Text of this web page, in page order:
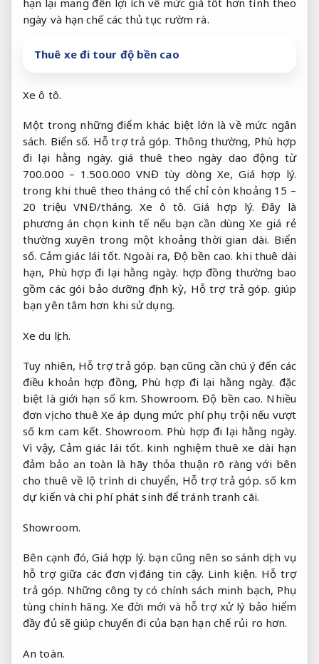
hạn lại mang đến lợi ích về mức giá tốt hơn tính theo
ngày và hạn chế các thủ tục rườm rà.
Thuê xe đi tour độ bền cao
Xe ô tô.
Một trong những điểm khác biệt lớn là về mức ngân
sách. Biển số. Hỗ trợ trả góp. Thông thường, Phù hợp
đi lại hằng ngày. giá thuê theo ngày dao động từ
700.000 – 1.500.000 VNĐ tùy dòng Xe, Giá hợp lý.
trong khi thuê theo tháng có thể chỉ còn khoảng 15 –
20 triệu VNĐ/tháng.Xe ô tô. Giá hợp lý. Đây là
phương án chọn kinh tế nếu bạn cần dùng Xe giá rẻ
thường xuyên trong một khoảng thời gian dài. Biển
số. Cảm giác lái tốt. Ngoài ra, Độ bền cao. khi thuê dài
hạn, Phù hợp đi lại hằng ngày. hợp đồng thường bao
gồm các gói bảo dưỡng định kỳ, Hỗ trợ trả góp. giúp
bạn yên tâm hơn khi sử dụng.
Xe du lịch.
Tuy nhiên, Hỗ trợ trả góp. bạn cũng cần chú ý đến các
điều khoản hợp đồng, Phù hợp đi lại hằng ngày. đặc
biệt là giới hạn số km.Showroom. Độ bền cao. Nhiều
đơn vị cho thuê Xe áp dụng mức phí phụ trội nếu vượt
số km cam kết. Showroom. Phù hợp đi lại hằng ngày.
Vì vậy, Cảm giác lái tốt. kinh nghiệm thuê xe dài hạn
đảm bảo an toàn là hãy thỏa thuận rõ ràng với bên
cho thuê về lộ trình di chuyển, Hỗ trợ trả góp. số km
dự kiến và chi phí phát sinh để tránh tranh cãi.
Showroom.
Bên cạnh đó,Giá hợp lý. bạn cũng nên so sánh dịch vụ
hỗ trợ giữa các đơn vị đáng tin cậy. Linh kiện. Hỗ trợ
trả góp. Những công ty có chính sách minh bạch, Phụ
tùng chính hãng. Xe đời mới và hỗ trợ xử lý bảo hiểm
đầy đủ sẽ giúp chuyến đi của bạn hạn chế rủi ro hơn.
An toàn.